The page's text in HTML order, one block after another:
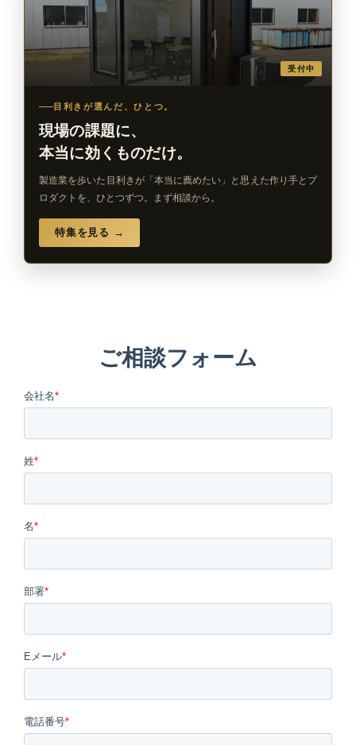
受付中
目利きが選んだ、ひとつ。
現場の課題に、
本当に効くものだけ。
製造業を歩いた目利きが「本当に薦めたい」と思えた作り手とプ
ロダクトを、ひとつずつ。まず相談から。
特集を見る →